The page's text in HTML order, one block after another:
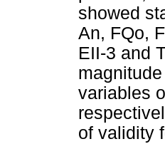
showed
An, FQo,
EII-3 and
variables
of validity